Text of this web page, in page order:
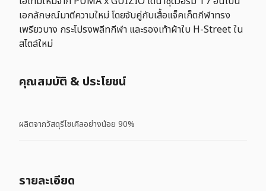
เอกลักษณ์มาตีความใหม่ โดยจับคู่กับเสื้อแจ็คเก็ตกีฬาทรง
เพรียวบาง กระโปรงพลีทกีฬา และรองเท้าผ้าใบ H-Street ใน
สไตล์ใหม่
คุณสมบัติ & ประโยชน์
ผลิตจากวัสดุรีไซเคิลอย่างน้อย 90%
รายละเอียด